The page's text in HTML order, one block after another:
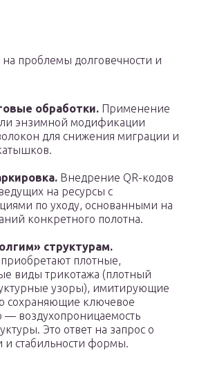
на проблемы долговечности и
обработки. Применение
энзимной модификации
для снижения миграции и
Внедрение QR-кодов
на ресурсы с
по уходу, основанными на
конкретного полотна.
структурам.
плотные,
виды трикотажа (плотный
узоры), имитирующие
сохраняющие ключевое
— воздухопроницаемость
Это ответ на запрос о
и стабильности формы.